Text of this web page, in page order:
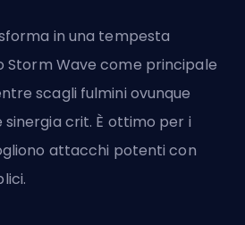
in una tempesta
Storm Wave come principale
scagli fulmini ovunque
sinergia crit. È ottimo per i
attacchi potenti con